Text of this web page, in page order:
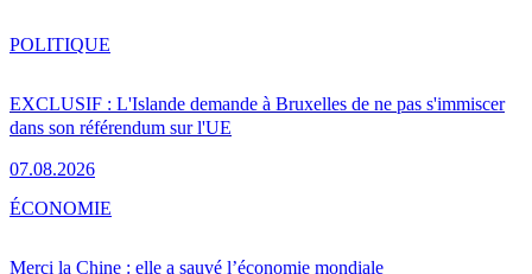
EXCLUSIF : L'Islande demande à Bruxelles de ne pas s'immiscer
dans son référendum sur l'UE
07.08.2026
POLITIQUE
Merci la Chine : elle a sauvé l’économie mondiale
ÉCONOMIE